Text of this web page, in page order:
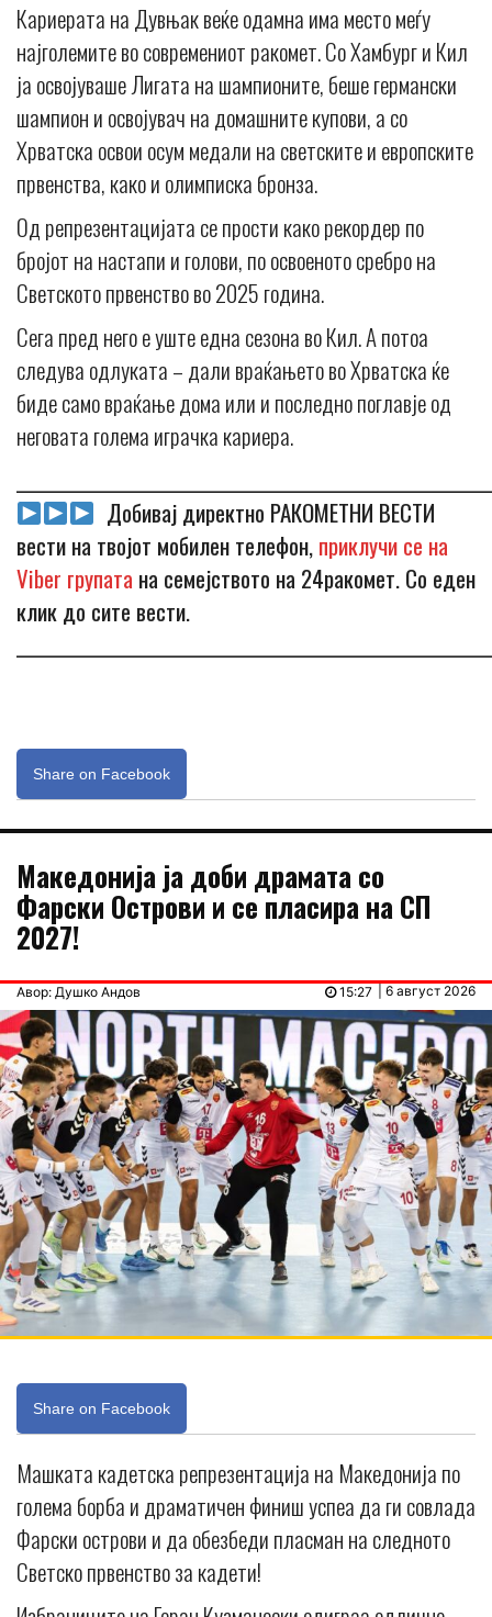
Кариерата на Дувњак веќе одамна има место меѓу
најголемите во современиот ракомет. Со Хамбург и Кил
ја освојуваше Лигата на шампионите, беше германски
шампион и освојувач на домашните купови, а со
Хрватска освои осум медали на светските и европските
првенства, како и олимписка бронза.
Од репрезентацијата се прости како рекордер по
бројот на настапи и голови, по освоеното сребро на
Светското првенство во 2025 година.
Сега пред него е уште една сезона во Кил. А потоа
следува одлуката – дали враќањето во Хрватска ќе
биде само враќање дома или и последно поглавје од
неговата голема играчка кариера.
Добивај директно РАКОМЕТНИ ВЕСТИ
вести на твојот мобилен телефон,приклучи се на
Viber групата на семејството на 24ракомет. Со еден
клик до сите вести.
Share on Facebook
Македонија ја доби драмата со
Фарски Острови и се пласира на СП
2027!
Авор: Душко Андов | 6 август 2026
15:27
Share on Facebook
Машката кадетска репрезентација на Македонија по
голема борба и драматичен финиш успеа да ги совлада
Фарски острови и да обезбеди пласман на следното
Светско првенство за кадети!